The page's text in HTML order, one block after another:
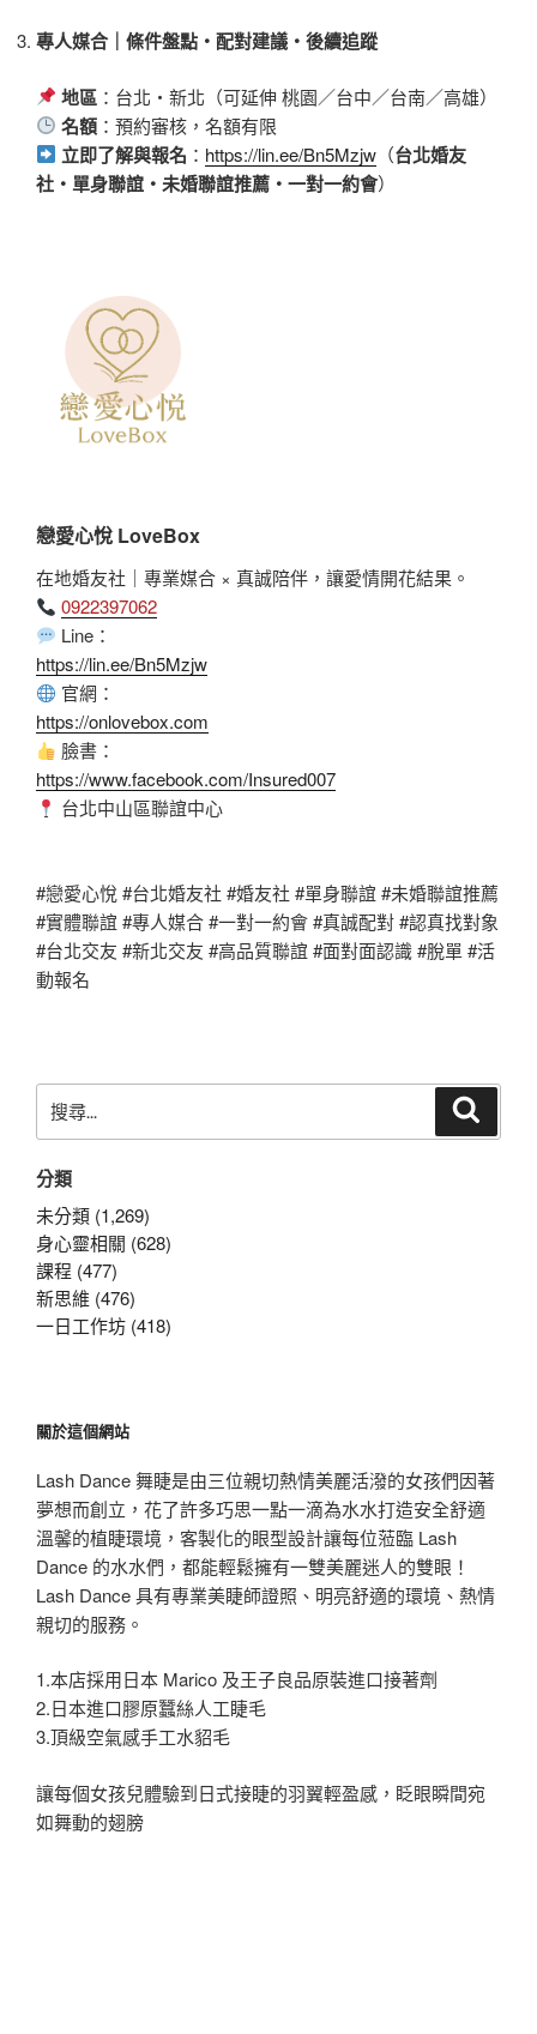
專人媒合｜條件盤點・配對建議・後續追蹤
地區 ：台北・新北（可延伸 桃園／台中／台南／高雄）
名額 ：預約審核，名額有限
立即了解與報名 ： https://lin.ee/Bn5Mzjw （台北婚友
社・單身聯誼・未婚聯誼推薦・一對一約會）
戀愛心悅 LoveBox
在地婚友社｜專業媒合 × 真誠陪伴，讓愛情開花結果。
0922397062
Line：
https://lin.ee/Bn5Mzjw
官網：
https://onlovebox.com
臉書：
https://www.facebook.com/Insured007
台北中山區聯誼中心
#戀愛心悅 #台北婚友社 #婚友社 #單身聯誼 #未婚聯誼推薦
#實體聯誼 #專人媒合 #一對一約會 #真誠配對 #認真找對象
#台北交友 #新北交友 #高品質聯誼 #面對面認識 #脫單 #活
動報名
尋
鍵
字:
分類
未分類 (1,269)
身心靈相關 (628)
課程 (477)
新思維 (476)
一日工作坊 (418)
關於這個網站
Lash Dance 舞睫是由三位親切熱情美麗活潑的女孩們因著
夢想而創立，花了許多巧思一點一滴為水水打造安全舒適
溫馨的植睫環境，客製化的眼型設計讓每位蒞臨 Lash
Dance 的水水們，都能輕鬆擁有一雙美麗迷人的雙眼！
Lash Dance 具有專業美睫師證照、明亮舒適的環境、熱情
親切的服務。
1.本店採用日本 Marico 及王子良品原裝進口接著劑
2.日本進口膠原蠶絲人工睫毛
3.頂級空氣感手工水貂毛
讓每個女孩兒體驗到日式接睫的羽翼輕盈感，眨眼瞬間宛
如舞動的翅膀